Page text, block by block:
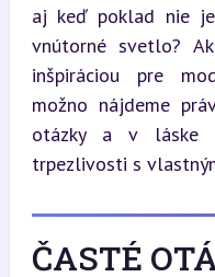
aj keď poklad nie
vnútorné svetlo?
inšpiráciou pre
možno nájdeme
otázky a v láske
trpezlivosti s
ČASTÉ